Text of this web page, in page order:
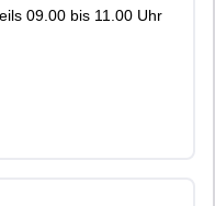
09.00 bis 11.00 Uhr